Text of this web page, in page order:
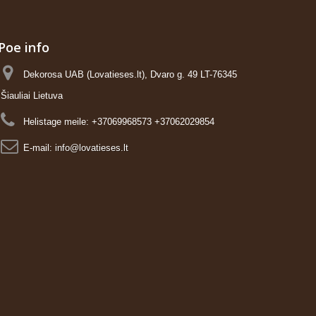
Poe info
Dekorosa UAB (Lovatieses.lt), Dvaro g. 49 LT-76345
Šiauliai Lietuva
Helistage meile: +37069968573 +37062029854
E-mail: info@lovatieses.lt